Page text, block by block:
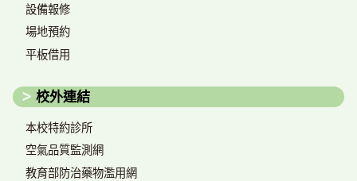
設備報修
場地預約
平板借用
校外連結
本校特約診所
空氣品質監測網
教育部防治藥物濫用網